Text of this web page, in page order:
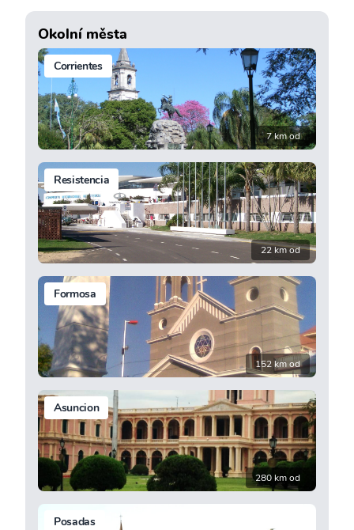
Okolní města
Corrientes
7 km od
Resistencia
22 km od
Formosa
152 km od
Asuncion
280 km od
Posadas